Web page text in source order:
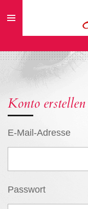
Konto erstellen
E-Mail-Adresse
Passwort